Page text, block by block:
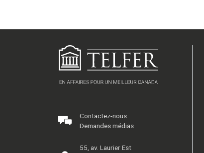
Contactez-nous
Demandes médias
55, av. Laurier Est